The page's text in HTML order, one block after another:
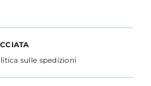
sulle spedizioni